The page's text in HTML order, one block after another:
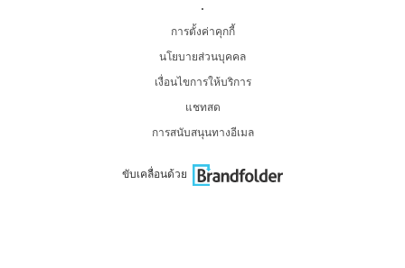
·
การตั้งค่าคุกกี้
นโยบายส่วนบุคคล
เงื่อนไขการให้บริการ
แชทสด
การสนับสนุนทางอีเมล
ขับเคลื่อนด้วย